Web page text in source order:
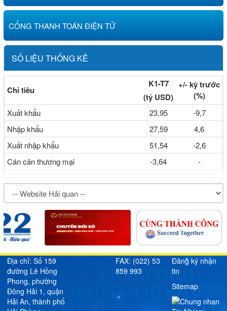
CỔNG THANH TOÁN ĐIỆN TỬ
SỐ LIỆU THỐNG KÊ
Chỉ tiêu
K1-T7
(tỷ USD)
+/-kỳ trước
(%)
Xuất khẩu 23,95
-9,7
Nhập khẩu
27,59
4,6
Xuất nhập khẩu
51,54
-2,6
Cán cân thương mại
-3,64 -
Địa chỉ: Số 159
đường Lê Hồng
Phong, phường
Đông Hải 1, quận
Hải An, thành phố
FAX: (022) 53
859 993
Đăng ký nhận
tin
Sitemap